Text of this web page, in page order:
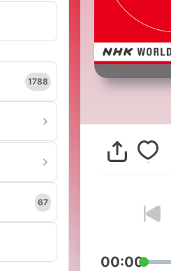
1788
67
00:00